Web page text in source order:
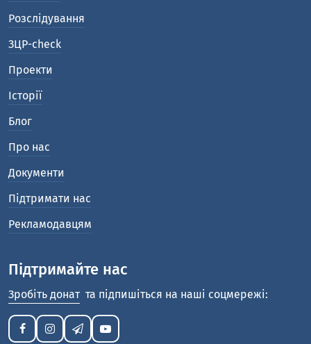
Розслідування
ЗЦР-check
Проекти
Історії
Блог
Про нас
Документи
Підтримати нас
Рекламодавцям
Підтримайте нас
Зробіть донат та підпишіться на наші соцмережі: